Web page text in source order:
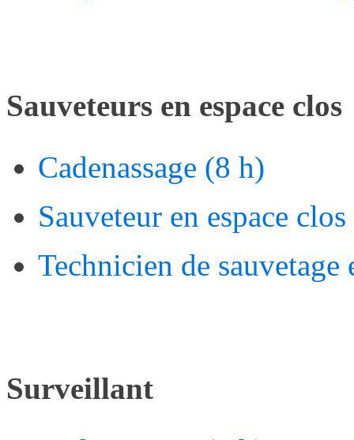
Sauveteurs en espace clos
Cadenassage (8 h)
Sauveteur en espace
Technicien de sauvetage
Surveillant